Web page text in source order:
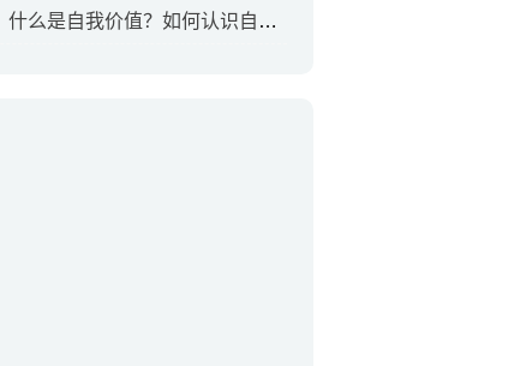
什么是自我价值？如何认识自我价值